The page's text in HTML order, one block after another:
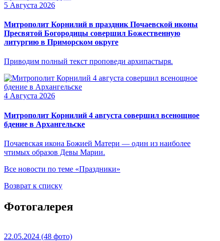
5 Августа 2026
Митрополит Корнилий в праздник Почаевской иконы
Пресвятой Богородицы совершил Божественную
литургию в Приморском округе
Приводим полный текст проповеди архипастыря.
4 Августа 2026
Митрополит Корнилий 4 августа совершил всенощное
бдение в Архангельске
Почаевская икона Божией Матери — один из наиболее
чтимых образов Девы Марии.
Все новости по теме «Праздники»
Возврат к списку
Фотогалерея
22.05.2024 (48 фото)